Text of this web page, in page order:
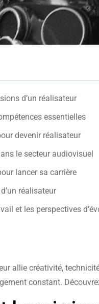
d’un réalisateur
essentielles
devenir réalisateur
le secteur audiovisuel
lancer sa carrière
réalisateur
et les perspectives
allie créativité,
constant.